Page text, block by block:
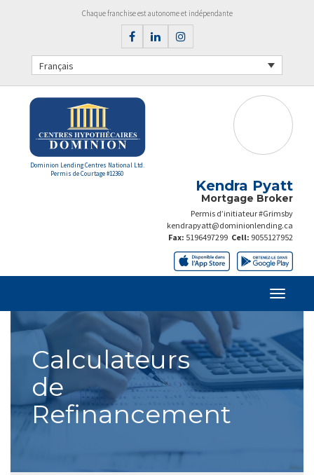
Chaque franchise est autonome et indépendante
Français
Dominion Lending Centres National Ltd.
Permis de Courtage #12360
Kendra Pyatt
Mortgage Broker
Permis d’initiateur #Grimsby
kendrapyatt@dominionlending.ca
Cell: 9055127952
Fax: 5196497299
Calculateurs
de
Refinancement